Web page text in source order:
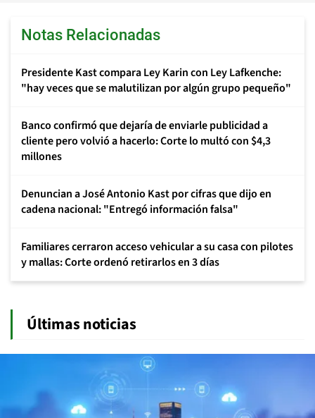
Notas Relacionadas
Presidente Kast compara Ley Karin con Ley Lafkenche:
"hay veces que se malutilizan por algún grupo pequeño"
Banco confirmó que dejaría de enviarle publicidad a
cliente pero volvió a hacerlo: Corte lo multó con $4,3
millones
Denuncian a José Antonio Kast por cifras que dijo en
cadena nacional: "Entregó información falsa"
Familiares cerraron acceso vehicular a su casa con pilotes
y mallas: Corte ordenó retirarlos en 3 días
Últimas noticias